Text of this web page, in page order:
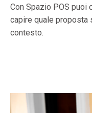
Con Spazio POS
capire quale proposta
contesto.